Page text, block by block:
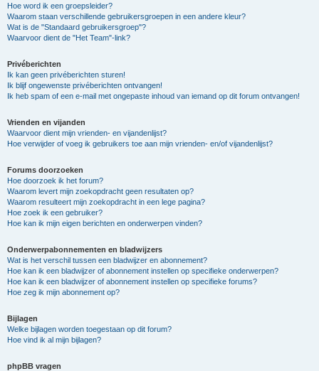
Hoe word ik een groepsleider?
Waarom staan verschillende gebruikersgroepen in een andere kleur?
Wat is de "Standaard gebruikersgroep"?
Waarvoor dient de "Het Team"-link?
Privéberichten
Ik kan geen privéberichten sturen!
Ik blijf ongewenste privéberichten ontvangen!
Ik heb spam of een e-mail met ongepaste inhoud van iemand op dit forum ontvangen!
Vrienden en vijanden
Waarvoor dient mijn vrienden- en vijandenlijst?
Hoe verwijder of voeg ik gebruikers toe aan mijn vrienden- en/of vijandenlijst?
Forums doorzoeken
Hoe doorzoek ik het forum?
Waarom levert mijn zoekopdracht geen resultaten op?
Waarom resulteert mijn zoekopdracht in een lege pagina?
Hoe zoek ik een gebruiker?
Hoe kan ik mijn eigen berichten en onderwerpen vinden?
Onderwerpabonnementen en bladwijzers
Wat is het verschil tussen een bladwijzer en abonnement?
Hoe kan ik een bladwijzer of abonnement instellen op specifieke onderwerpen?
Hoe kan ik een bladwijzer of abonnement instellen op specifieke forums?
Hoe zeg ik mijn abonnement op?
Bijlagen
Welke bijlagen worden toegestaan op dit forum?
Hoe vind ik al mijn bijlagen?
phpBB vragen